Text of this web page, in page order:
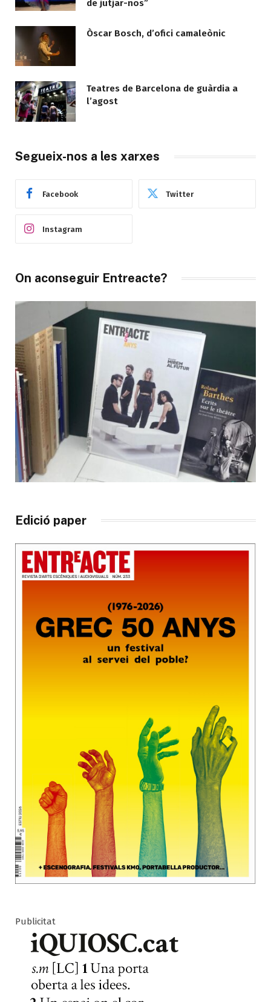
de jutjar-nos”
Òscar Bosch, d’ofici camaleònic
Teatres de Barcelona de guàrdia a
l’agost
Segueix-nos a les xarxes
Facebook Twitter
Instagram
On aconseguir Entreacte?
Edició paper
Publicitat